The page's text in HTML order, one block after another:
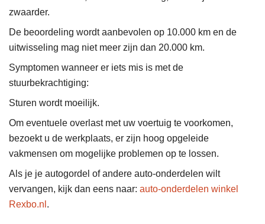
zwaarder.
De beoordeling wordt aanbevolen op 10.000 km en de
uitwisseling mag niet meer zijn dan 20.000 km.
Symptomen wanneer er iets mis is met de
stuurbekrachtiging:
Sturen wordt moeilijk.
Om eventuele overlast met uw voertuig te voorkomen,
bezoekt u de werkplaats, er zijn hoog opgeleide
vakmensen om mogelijke problemen op te lossen.
Als je je autogordel of andere auto-onderdelen wilt
vervangen, kijk dan eens naar: auto-onderdelen winkel
Rexbo.nl .